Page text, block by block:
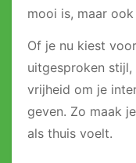
mooi is, maar
Of je nu kiest
uitgesproken
vrijheid om je
geven. Zo maak
als thuis voelt.